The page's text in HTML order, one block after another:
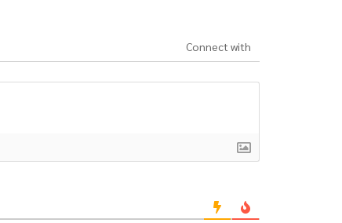
Connect with